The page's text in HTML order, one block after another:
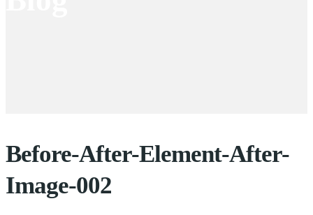
Before-After-Element-After-
Image-002